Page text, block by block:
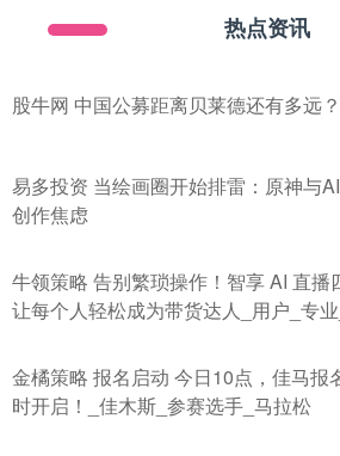
热点资讯
股牛网 中国公募距离贝莱德还有多远？
易多投资 当绘画圈开始排雷：原神与
创作焦虑
牛领策略 告别繁琐操作！智享 AI 直播
让每个人轻松成为带货达人_用户_专
金橘策略 报名启动 今日10点，佳马报
时开启！_佳木斯_参赛选手_马拉松